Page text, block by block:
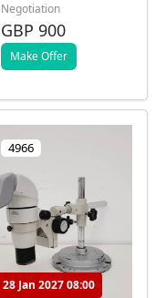
Negotiation
GBP 900
Make Offer
4966
28 Jan 2027 08:00